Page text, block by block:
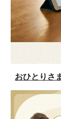
おひとりさ